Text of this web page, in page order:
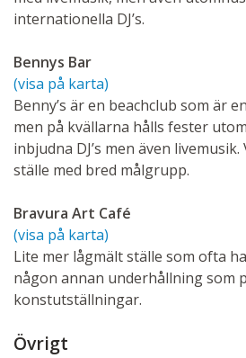
internationella DJ’s.
Bennys Bar
(visa på karta)
Benny’s är en beachclub som är
men på kvällarna hålls fester
inbjudna DJ’s men även
ställe med bred målgrupp.
Bravura Art Café
(visa på karta)
Lite mer lågmält ställe som ofta
någon annan underhållning som
konstutställningar.
Övrigt